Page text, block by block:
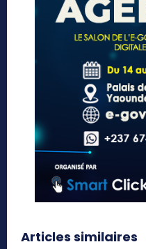
Articles similaires